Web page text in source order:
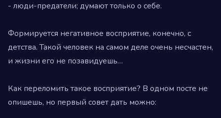
- люди-предатели; думают только о себе.
Формируется негативное восприятие, конечно, с
детства. Такой человек на самом деле очень несчастен,
и жизни его не позавидуешь…
Как переломить такое восприятие? В одном посте не
опишешь, но первый совет дать можно: